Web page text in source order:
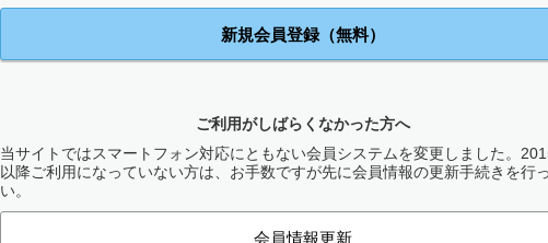
新規会員登録（無料）
ご利用がしばらくなかった方へ
当サイトではスマートフォン対応にともない会員システムを変更しました。
以降ご利用になっていない方は、お手数ですが先に会員情報の更新手続きを行
い。
会員情報更新